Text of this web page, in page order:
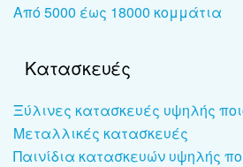
Από 5000 έως 18000 κομμάτια
Κατασκευές
Ξύλινες κατασκευές υψηλής
Μεταλλικές κατασκευές
Παινίδια κατασκευών υψηλής